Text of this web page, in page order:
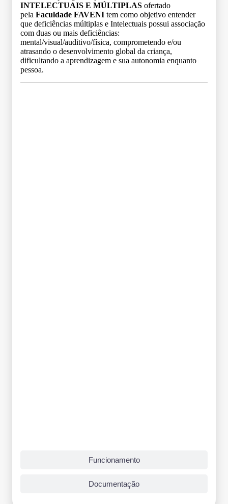
INTELECTUAIS E MÚLTIPLAS ofertado
pela Faculdade FAVENI tem como objetivo entender
que deficiências múltiplas e Intelectuais possui associação
com duas ou mais deficiências:
mental/visual/auditivo/física, comprometendo e/ou
atrasando o desenvolvimento global da criança,
dificultando a aprendizagem e sua autonomia enquanto
pessoa.
Funcionamento
Documentação